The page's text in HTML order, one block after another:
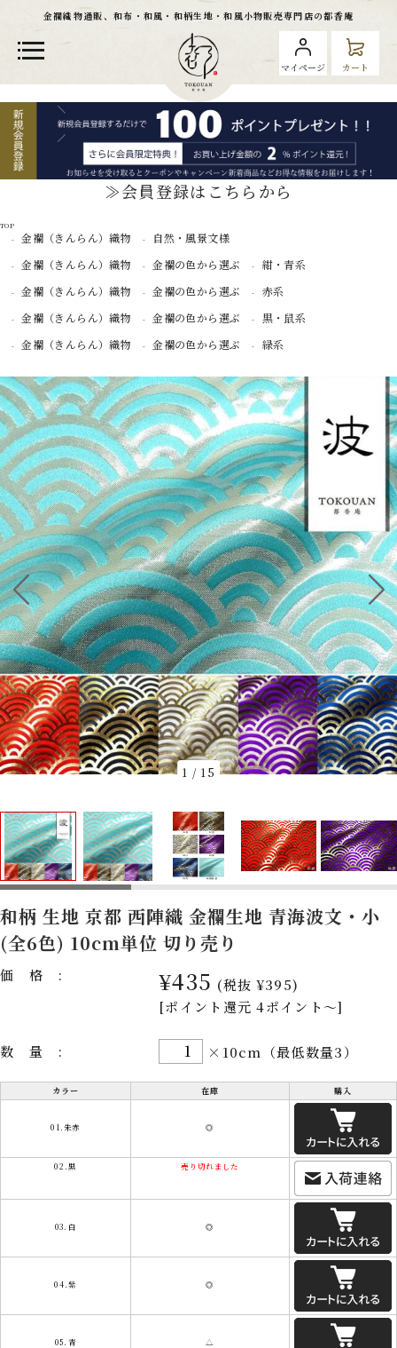
金襴織物通販、和布・和風・和柄生地・和風小物販売専門店の都香庵
マイページ カート
≫会員登録はこちらから
TOP
金襴（きんらん）織物
自然・風景文様
金襴（きんらん）織物
金襴の色から選ぶ
紺・青系
金襴（きんらん）織物
金襴の色から選ぶ
赤系
金襴（きんらん）織物
金襴の色から選ぶ
黒・鼠系
金襴（きんらん）織物
金襴の色から選ぶ 緑系
1 / 15
和柄 生地 京都 西陣織 金襴生地 青海波文・小
(全6色) 10cm単位 切り売り
価格: ¥435 (税抜 ¥395)
[ポイント還元 4ポイント～]
数量: ×10cm（最低数量3）
カラー 在庫 購入
01.朱赤 ◎
02.黒 売り切れました
03.白 ◎
04.紫 ◎
05.青 △